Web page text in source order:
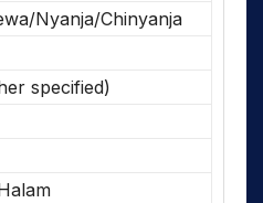
Nyanja/Chinyanja
specified)